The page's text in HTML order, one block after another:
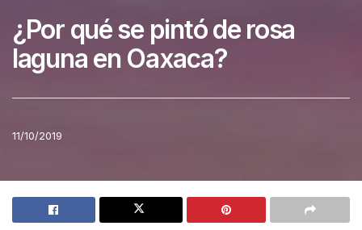
¿Por qué se pintó de rosa
laguna en Oaxaca?
11/10/2019